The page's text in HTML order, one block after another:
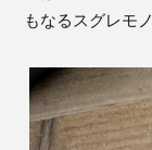
もなるスグレモ